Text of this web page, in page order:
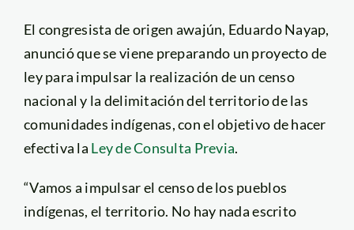
El congresista de origen awajún, Eduardo Nayap,
anunció que se viene preparando un proyecto de
ley para impulsar la realización de un censo
nacional y la delimitación del territorio de las
comunidades indígenas, con el objetivo de hacer
efectiva la Ley de Consulta Previa.
“Vamos a impulsar el censo de los pueblos
indígenas, el territorio. No hay nada escrito